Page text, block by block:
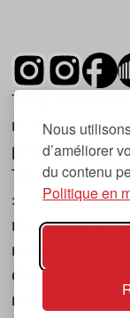
Nous
d’améliorer
du contenu
Politique en
Tsugi est un
musique et les
première
Tsugi en
», ce qui
magazine, à
musicales,
électronique,
nouveaux